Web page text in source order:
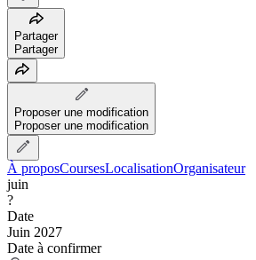
Partager
Partager
Proposer une modification
Proposer une modification
À proposCoursesLocalisationOrganisateur
juin
?
Date
Juin 2027
Date à confirmer